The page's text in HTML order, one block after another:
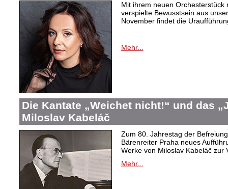
Mit ihrem neuen Orchesterstück
verspielte Bewusstsein aus
November findet die
Mehr...
Die Kantate „Weichet nicht!“ und das
Miloslav Kabeláč
Zum 80. Jahrestag der
Bärenreiter Praha neues
Werke von Miloslav Kabeláč zur
Mehr...